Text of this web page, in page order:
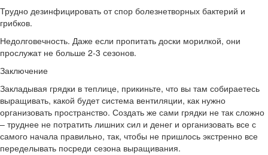
Трудно дезинфицировать от спор болезнетворных бактерий и
грибков.
Недолговечность. Даже если пропитать доски морилкой, они
прослужат не больше 2-3 сезонов.
Заключение
Закладывая грядки в теплице, прикиньте, что вы там собираетесь
выращивать, какой будет система вентиляции, как нужно
организовать пространство. Создать же сами грядки не так сложно
– труднее не потратить лишних сил и денег и организовать все с
самого начала правильно, так, чтобы не пришлось экстренно все
переделывать посреди сезона выращивания.